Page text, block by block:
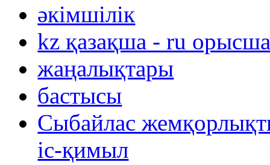
әкімшілік
kz қазақша - ru
жаңалықтары
бастысы
Сыбайлас
іс-қимыл